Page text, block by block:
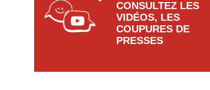
CONSULTEZ LES
VIDÉOS, LES
COUPURES DE
PRESSES